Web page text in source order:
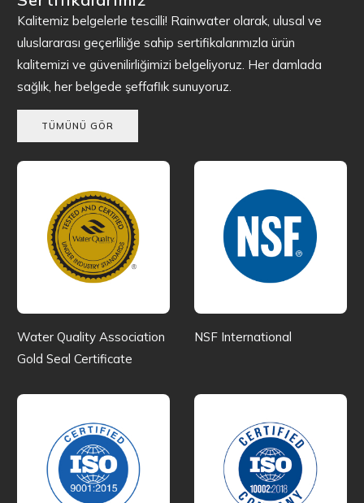
Kalitemiz belgelerle tescilli! Rainwater olarak, ulusal ve
uluslararası geçerliliğe sahip sertifikalarımızla ürün
kalitemizi ve güvenilirliğimizi belgeliyoruz. Her damlada
sağlık, her belgede şeffaflık sunuyoruz.
TÜMÜNÜ GÖR
Water Quality Association
Gold Seal Certificate
NSF International